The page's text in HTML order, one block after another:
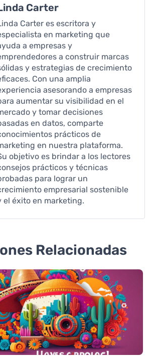
Carter
Carter es escritora y
en marketing que
a empresas y
a construir marcas
y estrategias de crecimiento
Con una amplia
asesorando a empresas
aumentar su visibilidad en el
y tomar decisiones
en datos, comparte
prácticos de
en nuestra plataforma.
objetivo es brindar a los lectores
prácticos y técnicas
para lograr un
empresarial sostenible
el éxito en marketing.
Relacionadas